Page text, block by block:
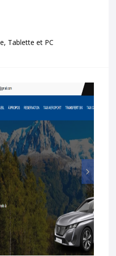
Tablette et PC
Suiv